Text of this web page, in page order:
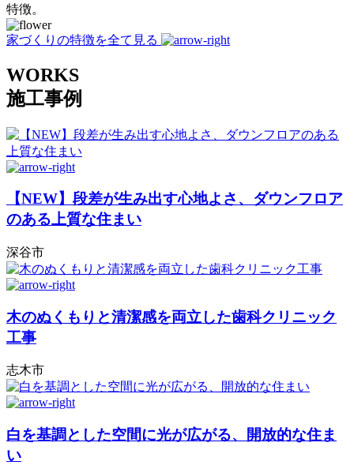
特徴。
家づくりの特徴を全て見る
WORKS
施工事例
【NEW】段差が生み出す心地よさ、ダウンフロア
のある上質な住まい
深谷市
木のぬくもりと清潔感を両立した歯科クリニック
工事
志木市
白を基調とした空間に光が広がる、開放的な住ま
い